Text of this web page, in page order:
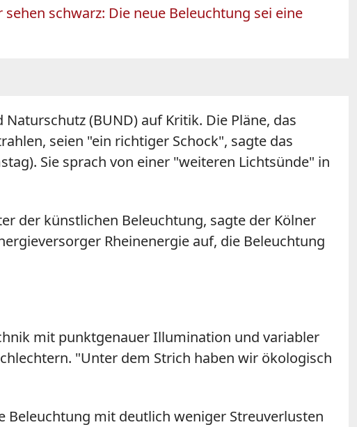
schwarz: Die neue Beleuchtung sei eine
(BUND) auf Kritik. Die Pläne, das
seien "ein richtiger Schock", sagte das
Sie sprach von einer "weiteren Lichtsünde" in
der künstlichen Beleuchtung, sagte der Kölner
Rheinenergie auf, die Beleuchtung
mit punktgenauer Illumination und variabler
"Unter dem Strich haben wir ökologisch
Beleuchtung mit deutlich weniger Streuverlusten